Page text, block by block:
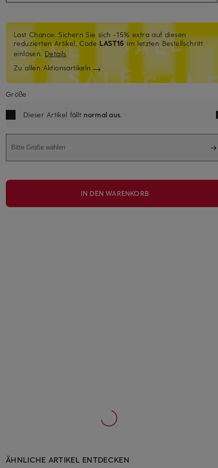
Last Chance: Sichern Sie sich -15% extra auf diesen
reduzierten Artikel. Code LAST15im letzten Bestellschritt
einlösen.Details
Zu allen Aktionsartikeln
Größe
Dieser Artikel fällt normal aus.
Bitte Größe wählen
IN DEN WARENKORB
ÄHNLICHE ARTIKEL ENTDECKEN